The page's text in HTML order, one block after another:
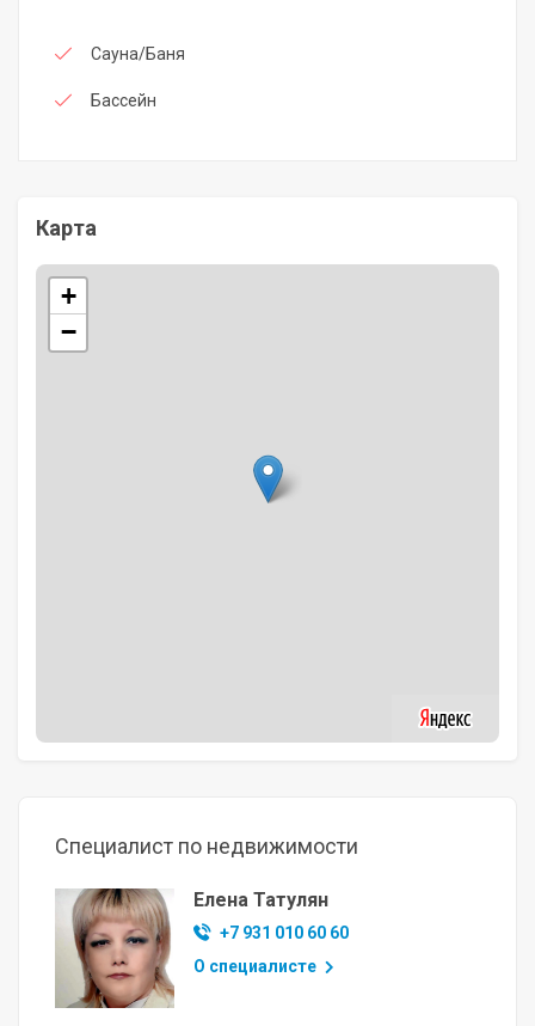
Сауна/Баня
Бассейн
Карта
+
−
Специалист по недвижимости
Елена Татулян
+7 931 010 60 60
О специалисте